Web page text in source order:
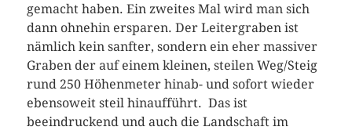
gemacht haben. Ein zweites Mal wird man sich
dann ohnehin ersparen. Der Leitergraben ist
nämlich kein sanfter, sondern ein eher massiver
Graben der auf einem kleinen, steilen Weg/Steig
rund 250 Höhenmeter hinab- und sofort wieder
ebensoweit steil hinaufführt. Das ist
beeindruckend und auch die Landschaft im